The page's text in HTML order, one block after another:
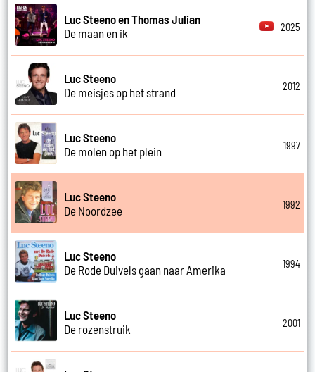
Luc Steeno en Thomas Julian
De maan en ik
2025
Luc Steeno
De meisjes op het strand
2012
Luc Steeno
De molen op het plein
1997
Luc Steeno
De Noordzee
1992
Luc Steeno
De Rode Duivels gaan naar Amerika
1994
Luc Steeno
De rozenstruik
2001